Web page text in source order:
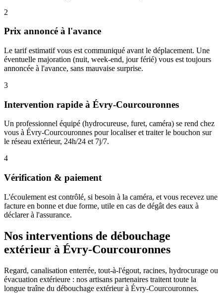
2
Prix annoncé à l'avance
Le tarif estimatif vous est communiqué avant le déplacement. Une
éventuelle majoration (nuit, week-end, jour férié) vous est toujours
annoncée à l'avance, sans mauvaise surprise.
3
Intervention rapide à Évry-Courcouronnes
Un professionnel équipé (hydrocureuse, furet, caméra) se rend chez
vous à Évry-Courcouronnes pour localiser et traiter le bouchon sur
le réseau extérieur, 24h/24 et 7j/7.
4
Vérification & paiement
L'écoulement est contrôlé, si besoin à la caméra, et vous recevez une
facture en bonne et due forme, utile en cas de dégât des eaux à
déclarer à l'assurance.
Nos interventions de débouchage
extérieur à Évry-Courcouronnes
Regard, canalisation enterrée, tout-à-l'égout, racines, hydrocurage ou
évacuation extérieure : nos artisans partenaires traitent toute la
longue traîne du débouchage extérieur à Évry-Courcouronnes.